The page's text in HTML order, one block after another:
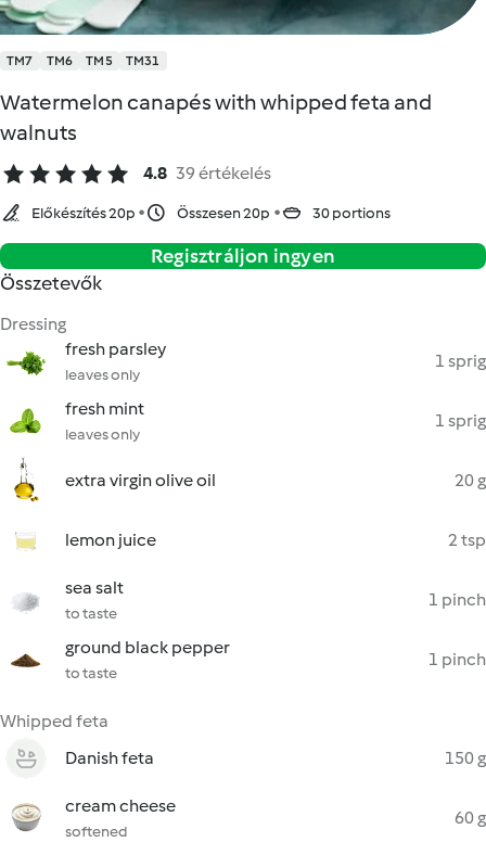
TM7 TM6 TM5 TM31
Watermelon canapés with whipped feta and
walnuts
4.8 39 értékelés
Előkészítés 20p Összesen 20p 30 portions
Regisztráljon ingyen
Összetevők
Dressing
fresh parsley
leaves only
1 sprig
fresh mint
leaves only
1 sprig
extra virgin olive oil 20 g
lemon juice 2 tsp
sea salt
to taste
1 pinch
ground black pepper
to taste
1 pinch
Whipped feta
Danish feta
150 g
cream cheese
softened
60 g